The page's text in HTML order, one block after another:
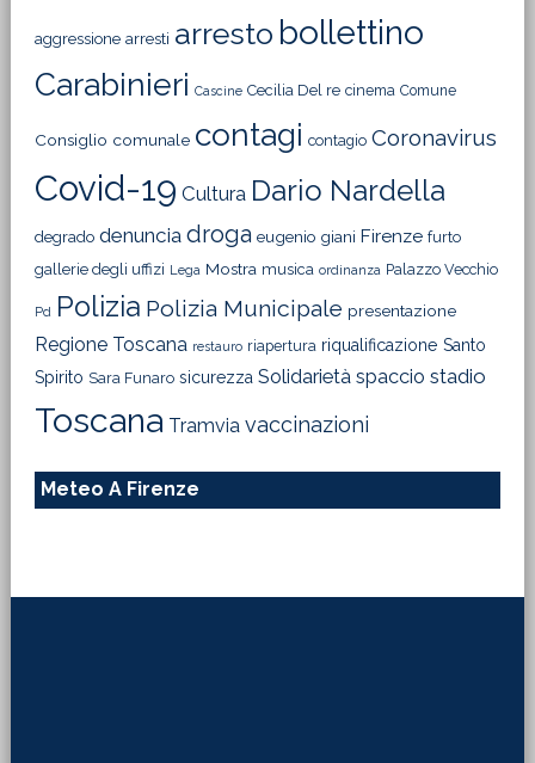
aggressione arresti arresto bollettino
Carabinieri Cascine Cecilia Del re cinema Comune
Consiglio comunale contagi contagio Coronavirus
Covid-19 Cultura Dario Nardella
degrado denuncia droga eugenio giani Firenze furto
gallerie degli uffizi Lega Mostra musica ordinanza Palazzo Vecchio
Pd Polizia Polizia Municipale presentazione
Regione Toscana restauro riapertura riqualificazione Santo
Spirito Sara Funaro sicurezza Solidarietà spaccio stadio
Toscana Tramvia vaccinazioni
Meteo A Firenze